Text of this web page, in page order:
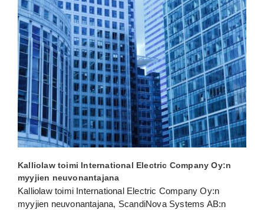
Kalliolaw toimi International Electric Company Oy:n
myyjien neuvonantajana
Kalliolaw toimi International Electric Company Oy:n
myyjien neuvonantajana, ScandiNova Systems AB:n